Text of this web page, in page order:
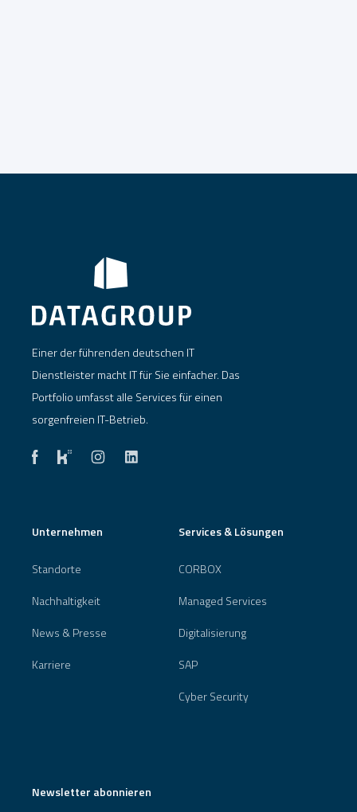
Einer der führenden deutschen IT
Dienstleister macht IT für Sie einfacher. Das
Portfolio umfasst alle Services für einen
sorgenfreien IT-Betrieb.
Unternehmen
Standorte
Nachhaltigkeit
News & Presse
Karriere
Services & Lösungen
CORBOX
Managed Services
Digitalisierung
SAP
Cyber Security
Newsletter abonnieren